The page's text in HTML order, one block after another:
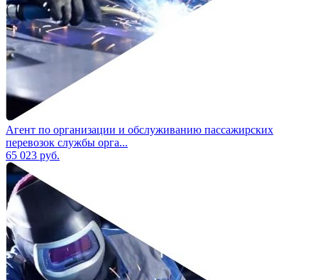
Агент по организации и обслуживанию пассажирских
перевозок службы орга...
65 023 руб.